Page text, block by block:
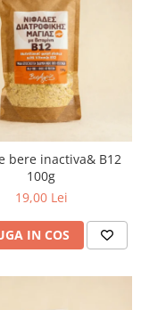
bere inactiva& B12
100g
19,00 Lei
IN COS